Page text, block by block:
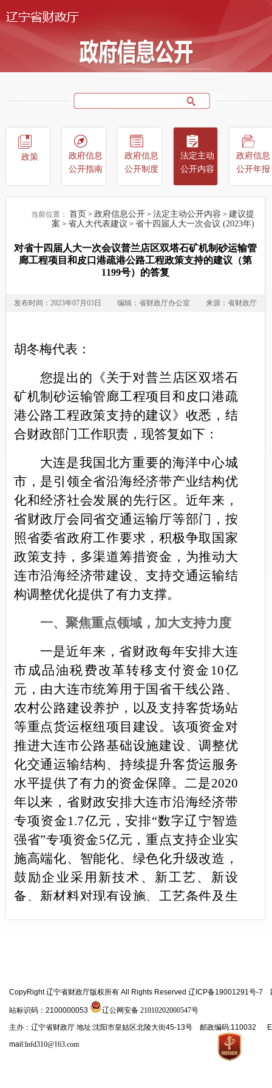
政策
政府信息
公开指南
政府信息
公开制度
法定主动
公开内容
政府信息
公开年报
当前位置： 首页 > 政府信息公开> 法定主动公开内容 > 建议提
案 > 省人大代表建议 > 省十四届人大一次会议 (2023年)
对省十四届人大一次会议普兰店区双塔石矿机制砂运输管
廊工程项目和皮口港疏港公路工程政策支持的建议（第
1199号）的答复
发布时间：2023年07月03日 编辑：省财政厅办公室 来源：省财政厅
胡冬梅代表：
您提出的《关于对普兰店区双塔石
矿机制砂运输管廊工程项目和皮口港疏
港公路工程政策支持的建议》收悉，结
合财政部门工作职责，现答复如下：
大连是我国北方重要的海洋中心城
市，是引领全省沿海经济带产业结构优
化和经济社会发展的先行区。近年来，
省财政厅会同省交通运输厅等部门， 按
照省委省政府工作要求，积极争取国家
政策支持， 多渠道筹措资金，为推动大
连市沿海经济带建设、支持交通运输结
构调整优化提供了有力支撑。
一、聚焦重点领域， 加大支持力度
一是近年来，省财政每年安排大连
市成品油税费改革转移支付资金10亿
元，由大连市统筹用于国省干线公路、
农村公路建设养护，以及支持客货场站
等重点货运枢纽项目建设。该项资金对
推进大连市公路基础设施建设、调整优
化交通运输结构、持续提升客货运服务
水平提供了有力的资金保障。二是2020
年以来，省财政安排大连市沿海经济带
专项资金1.7亿元，安排“数字辽宁智造
强省”专项资金5亿元，重点支持企业实
施高端化、智能化、绿色化升级改造，
鼓励企业采用新技术、新工艺、新设
备、新材料对现有设施、工艺条件及生
支持
2022年7月，交通运输部、财政部
联合印发了《关于做好国家综合货运枢
纽补链强链工作的通知》，部署开展综
CopyRight 辽宁省财政厅版权所有 All Rights Reserved 辽ICP备19001291号-7
站标识码：2100000053
辽公网安备 21010202000547号
主办：辽宁省财政厅 地址:沈阳市皇姑区北陵大街45-13号 邮政编码:110032
mail:lnfd310@163.com